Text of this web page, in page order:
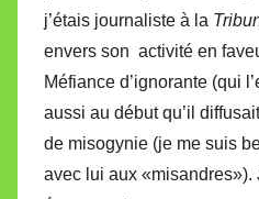
j’étais journaliste à la
envers son activité en
Méfiance d’ignorante (qui
aussi au début qu’il
de misogynie (je me suis
avec lui aux «misandres»).